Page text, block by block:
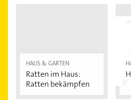
HAUS & GARTEN
Ratten im Haus:
Ratten bekämpfen